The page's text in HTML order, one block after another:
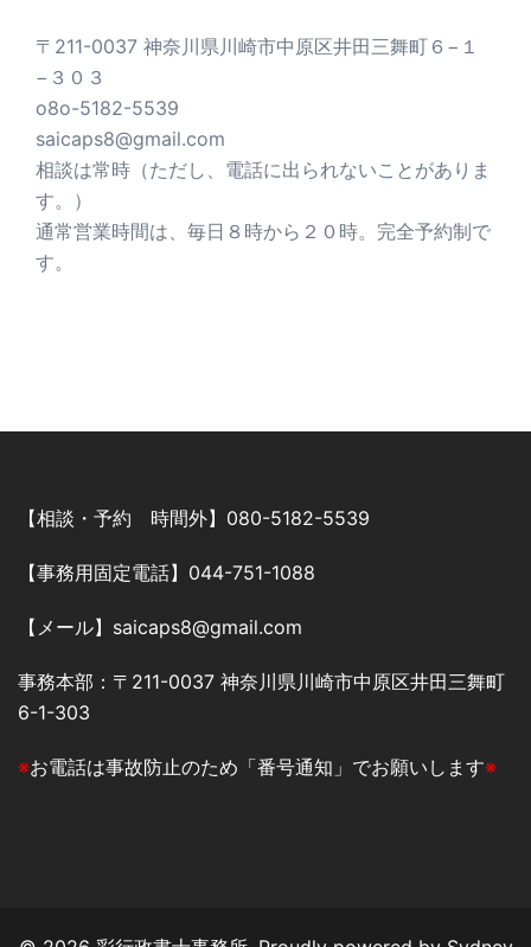
〒211-0037 神奈川県川崎市中原区井田三舞町６−１
−３０３
o8o-5182-5539
saicaps8@gmail.com
相談は常時（ただし、電話に出られないことがありま
す。）
通常営業時間は、毎日８時から２０時。完全予約制で
す。
【相談・予約 時間外】080-5182-5539
【事務用固定電話】044-751-1088
【メール】saicaps8@gmail.com
事務本部：〒211-0037 神奈川県川崎市中原区井田三舞町
6-1-303
※お電話は事故防止のため「番号通知」でお願いします※